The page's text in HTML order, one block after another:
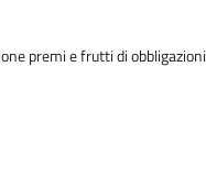
premi e frutti di